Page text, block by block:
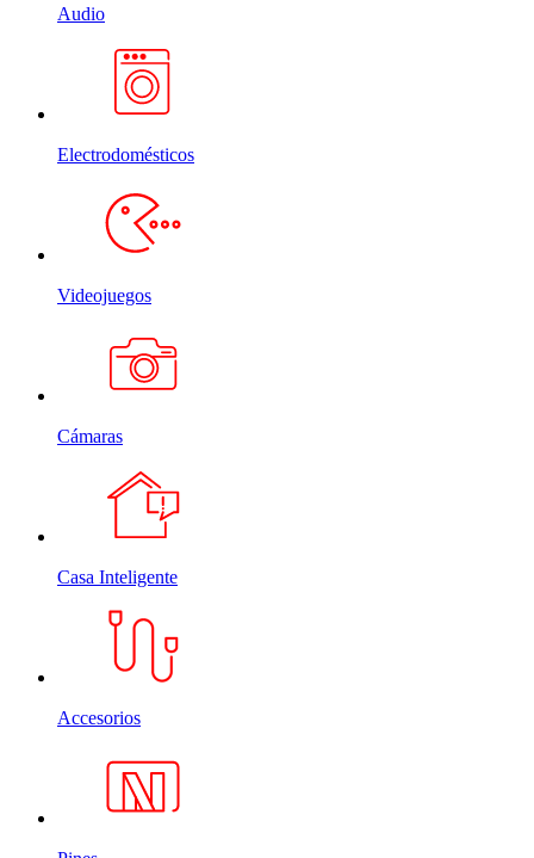
Audio
Electrodomésticos
Videojuegos
Cámaras
Casa Inteligente
Accesorios